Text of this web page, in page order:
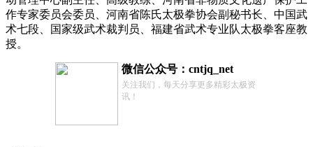
作专家委员会委员、河南省陈氏太极拳协会副秘书长、中国武
术七段、国家级武术裁判员、福建省武术专业队太极拳客座教
授。
微信公众号：cntjq_net
关注我们，每天分享更多精彩太极资
讯！